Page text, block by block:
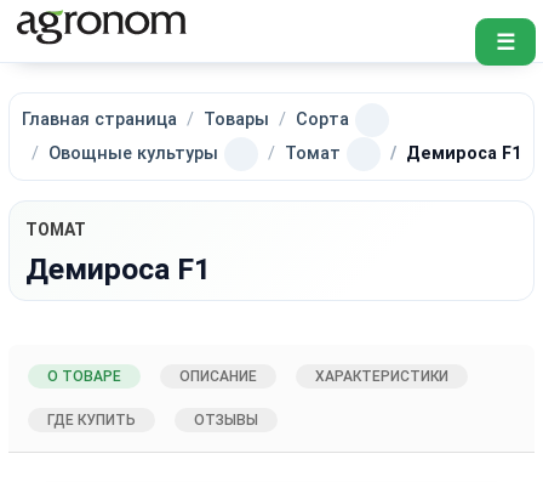
☰
Главная страница Товары
Сорта
Овощные культуры
Томат Демироса F1
ТОМАТ
Демироса F1
О ТОВАРЕ ОПИСАНИЕ ХАРАКТЕРИСТИКИ
ГДЕ КУПИТЬ ОТЗЫВЫ